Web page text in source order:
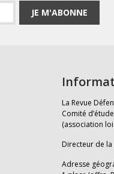
JE M'ABONNE
La Revue
Comité
(association
Directeur de
Adresse